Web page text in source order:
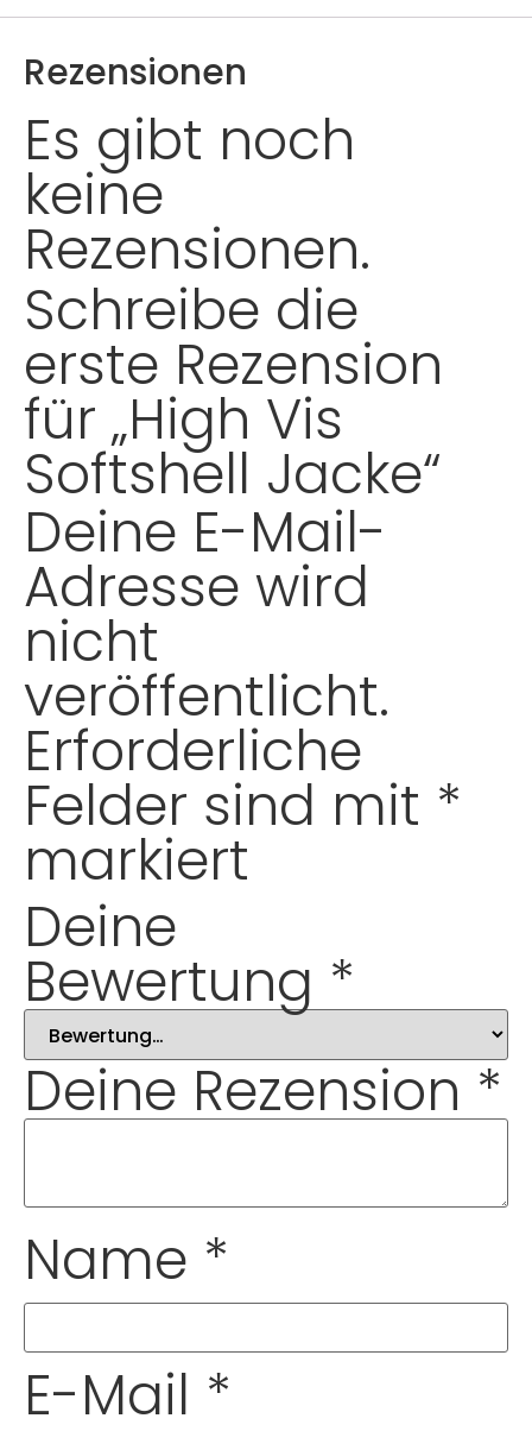
Rezensionen
Es gibt noch
keine
Rezensionen.
Schreibe die
erste Rezension
für „High Vis
Softshell Jacke“
Deine E-Mail-
Adresse wird
nicht
veröffentlicht.
Erforderliche
Felder sind mit *
markiert
Deine
Bewertung *
Deine Rezension *
Name *
E-Mail *